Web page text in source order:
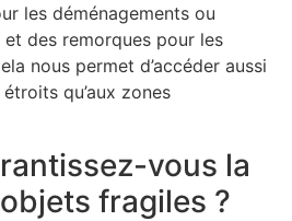
les déménagements ou
des remorques pour les
nous permet d’accéder aussi
qu’aux zones
vous la
fragiles ?